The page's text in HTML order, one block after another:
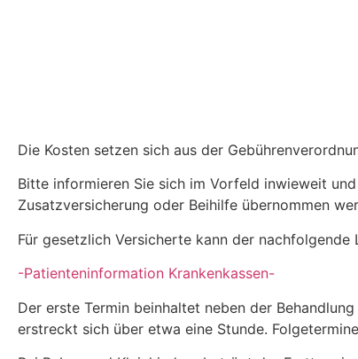
Die Kosten setzen sich aus der
Bitte informieren Sie sich im Vorfeld inwieweit
Zusatzversicherung oder Beihilfe übernommen
Für gesetzlich Versicherte kann der
-Patienteninformation Krankenkassen-
Der erste Termin beinhaltet neben der
erstreckt sich über etwa eine Stunde.